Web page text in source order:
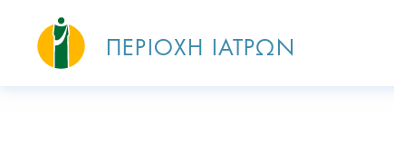
ΠΕΡΙΟΧΗ ΙΑΤΡΩΝ